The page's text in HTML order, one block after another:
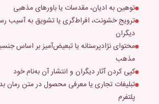
توهین به ادیان، مقدسات یا باورهای مذهبی
ترویج خشونت، افراط‌گری یا تشویق به آسیب
دیگران
محتوای نژادپرستانه یا تبعیض‌آمیز بر اساس
مذهب
کپی کردن آثار دیگران و انتشار آن به‌نام خود
تبلیغات تجاری یا معرفی محصول در متن رمان
پلتفرم